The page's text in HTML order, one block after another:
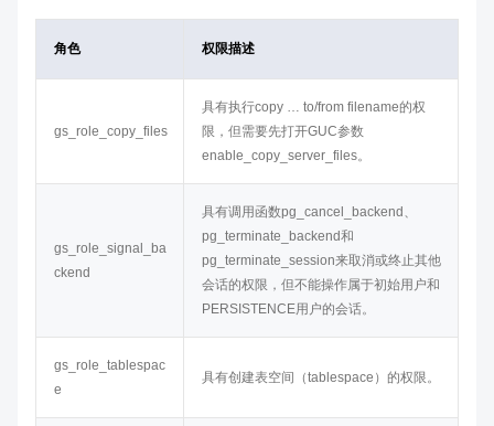
角色 权限描述
gs_role_copy_files
具有执行copy … to/from filename的权
限，但需要先打开GUC参数
enable_copy_server_files。
gs_role_signal_ba
ckend
具有调用函数pg_cancel_backend、
pg_terminate_backend和
pg_terminate_session来取消或终止其他
会话的权限，但不能操作属于初始用户和
PERSISTENCE用户的会话。
gs_role_tablespac
e
具有创建表空间（tablespace）的权限。